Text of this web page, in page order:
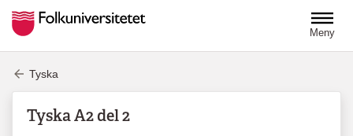
Meny
Tyska
Tyska A2 del 2